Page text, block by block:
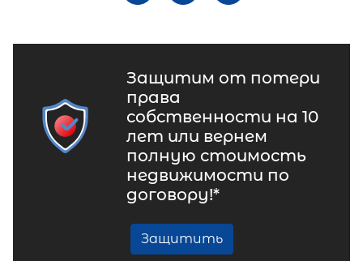
Защитим от потери
права
собственности на 10
лет или вернем
полную стоимость
недвижимости по
договору!*
Защитить